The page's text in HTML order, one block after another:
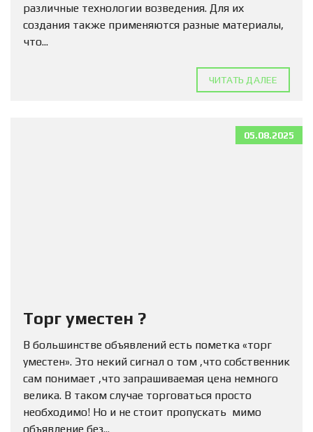
различные технологии возведения. Для их
создания также применяются разные материалы,
что...
ЧИТАТЬ ДАЛЕЕ
05.08.2025
Торг уместен ?
В большинстве объявлений есть пометка «торг
уместен». Это некий сигнал о том ,что собственник
сам понимает ,что запрашиваемая цена немного
велика. В таком случае торговаться просто
необходимо! Но и не стоит пропускать мимо
объявление без...